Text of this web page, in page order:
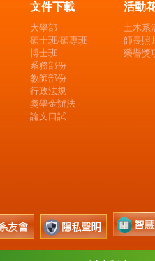
文件下載
大學部
碩士班/碩專班
博士班
系務部份
教師部份
行政法規
獎學金辦法
論文口試
活動
土木系
師長照
榮譽獎